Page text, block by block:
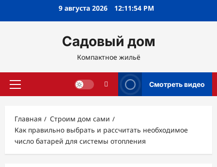
9 августа 2026 12:11:56 PM
Садовый дом
Компактное жильё
Основное
Смотреть видео
Главная
Строим дом сами
Как правильно выбрать и рассчитать необходимое
число батарей для системы отопления